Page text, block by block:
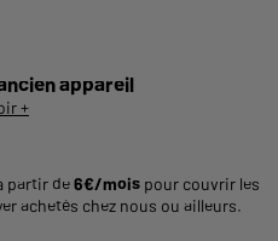
appareil
+
partir de6€/mois pour couvrir les
achetés chez nous ou ailleurs.